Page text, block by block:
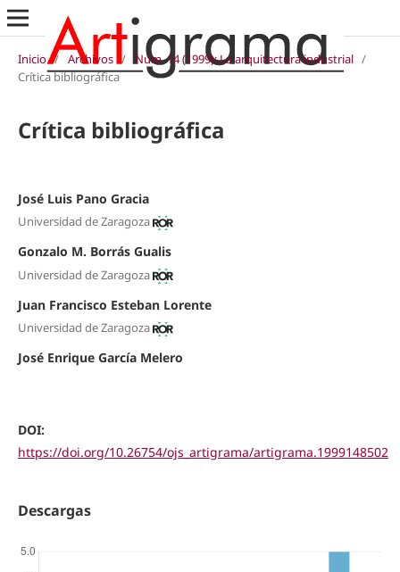
Inicio / Archivos / Núm. 14 (1999): La arquitectura industrial /
Crítica bibliográfica
Crítica bibliográfica
José Luis Pano Gracia
Universidad de Zaragoza
Gonzalo M. Borrás Gualis
Universidad de Zaragoza
Juan Francisco Esteban Lorente
Universidad de Zaragoza
José Enrique García Melero
DOI:
https://doi.org/10.26754/ojs_artigrama/artigrama.1999148502
Descargas